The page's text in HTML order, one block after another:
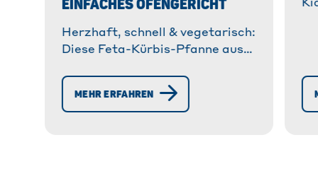
EINFACHES OFENGERICHT
Herzhaft, schnell & vegetarisch:
Diese Feta-Kürbis-Pfanne aus
mit cremigem Käse – ideal für
Herbsttage und wenig
MEHR ERFAHREN